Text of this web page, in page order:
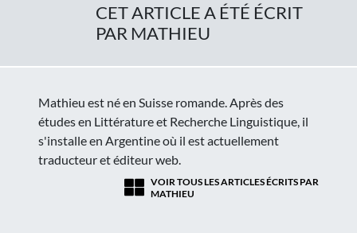
CET ARTICLE A ÉTÉ ÉCRIT
PAR MATHIEU
Mathieu est né en Suisse romande. Après des
études en Littérature et Recherche Linguistique, il
s'installe en Argentine où il est actuellement
traducteur et éditeur web.
VOIR TOUS LES ARTICLES ÉCRITS PAR
MATHIEU